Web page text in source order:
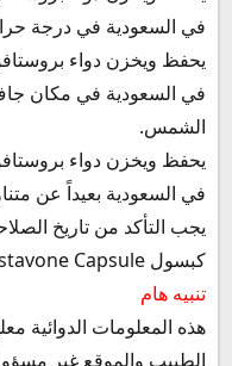
في السعودية في درجة حرارة لا
في السعودية في مكان
الشمس.
في السعودية بعيداً عن
يجب التأكد من تاريخ
كبسول Prostavone Capsule في السعودية.
تنبيه هام
هذه المعلومات الدوائية
الطبيب والموقع غير